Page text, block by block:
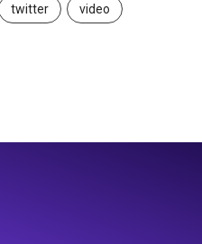
twitter video